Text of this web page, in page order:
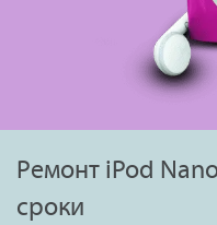
Ремонт iPod
сроки